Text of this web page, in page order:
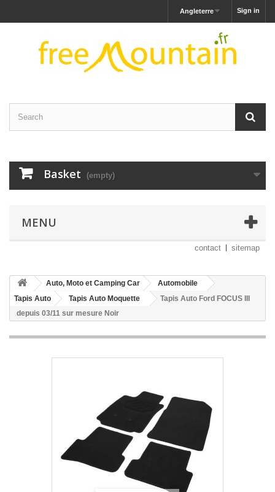
Sign in
Angleterre
Basket (empty)
MENU
contact sitemap
Auto, Moto et Camping Car
Automobile
Tapis Auto
Tapis Auto Moquette
Tapis Auto Ford FOCUS III
depuis 03/11 sur mesure Noir